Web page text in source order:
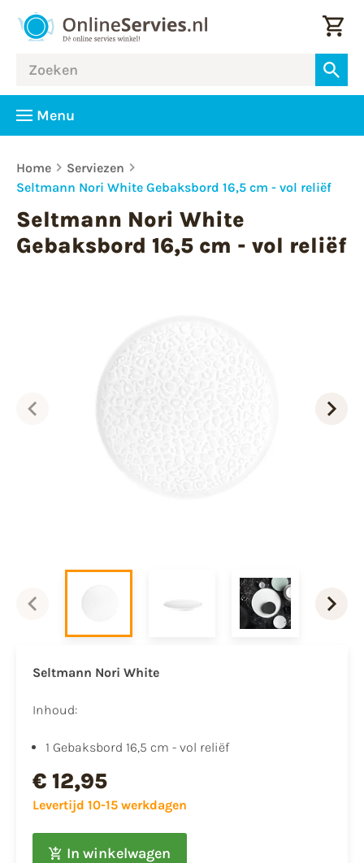
Menu
Home
Serviezen
Seltmann Nori White Gebaksbord 16,5 cm - vol reliëf
Seltmann Nori White
Gebaksbord 16,5 cm - vol reliëf
Seltmann Nori White
Inhoud:
1 Gebaksbord 16,5 cm - vol reliëf
€ 12,95
Levertijd 10-15 werkdagen
In winkelwagen